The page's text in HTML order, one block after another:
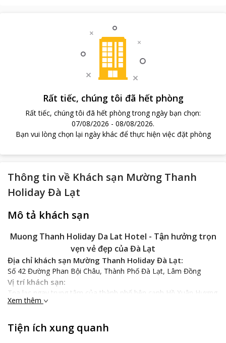
Rất tiếc, chúng tôi đã hết phòng
Rất tiếc, chúng tôi đã hết phòng trong ngày bạn chọn:
07/08/2026 - 08/08/2026.
Bạn vui lòng chọn lại ngày khác để thực hiện việc đặt phòng
Thông tin về Khách sạn Mường Thanh
Holiday Đà Lạt
Mô tả khách sạn
Muong Thanh Holiday Da Lat Hotel - Tận hưởng trọn
vẹn vẻ đẹp của Đà Lạt
Địa chỉ khách sạn Mường Thanh Holiday Đà Lạt:
Số 42 Đường Phan Bội Châu, Thành Phố Đà Lạt, Lâm Đồng
Vị trí khách sạn:
Tọa lạc ngay trung tâm của thành phố bên cạnh Hồ Xuân Hương
yên ả, khách sạn
khu chợ đêm Đà Lạt nổi tiếng với nhiều món ăn ngon, rẻ, hấp
dẫn. Bên cạnh đó, khi màn đêm buông xuống, bạn còn có thể
Xem thêm
Tiện ích xung quanh